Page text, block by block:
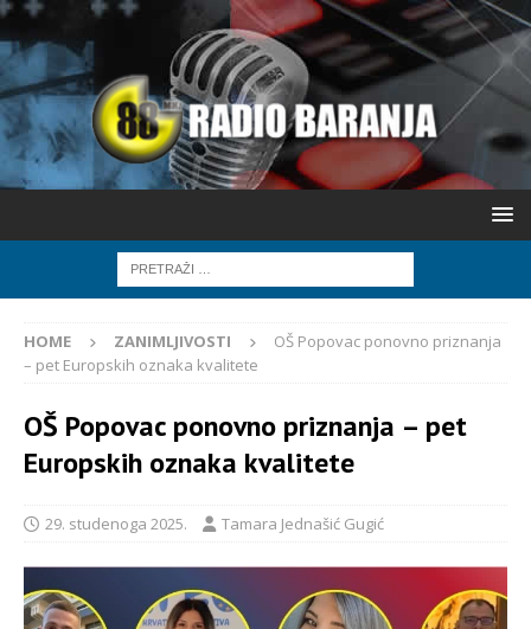
HOME ZANIMLJIVOSTI
OŠ Popovac ponovno priznanja
– pet Europskih oznaka kvalitete
OŠ Popovac ponovno priznanja – pet
Europskih oznaka kvalitete
29. studenoga 2025. Tamara Jednašić Gugić